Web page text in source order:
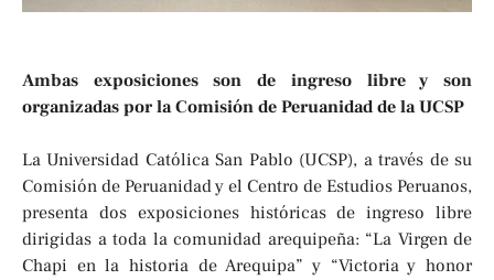
Ambas exposiciones son de ingreso libre y son
organizadas por la Comisión de Peruanidad de la UCSP
La Universidad Católica San Pablo (UCSP), a través de su
Comisión de Peruanidad y el Centro de Estudios Peruanos,
presenta dos exposiciones históricas de ingreso libre
dirigidas a toda la comunidad arequipeña: “La Virgen de
Chapi en la historia de Arequipa” y “Victoria y honor